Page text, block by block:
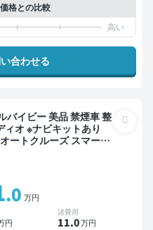
格との比較
合わせる
品 禁煙車 整
オ ※ナビキットあり
ートクルーズ スマート
ダー 衝突軽減
.0 万円
円
諸費用
11.0万円